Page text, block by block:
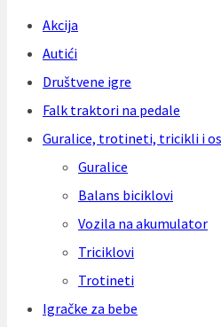
Akcija
Autići
Društvene igre
Falk traktori na pedale
Guralice, trotineti, tricikli i
Guralice
Balans biciklovi
Vozila na akumulator
Triciklovi
Trotineti
Igračke za bebe